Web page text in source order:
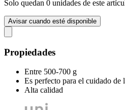
Solo quedan 0 unidades de este
Avisar cuando esté disponible
Propiedades
Entre 500-700 g
Es perfecto para el cuidado de
Alta calidad